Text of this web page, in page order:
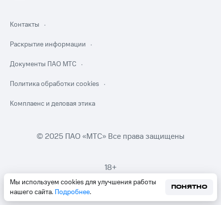
Мы используем cookies для улучшения работы
нашего сайта. Подробнее.
ПОНЯТНО
Контакты
Раскрытие информации
Документы ПАО МТС
Политика обработки cookies
Комплаенс и деловая этика
© 2025 ПАО «МТС» Все права защищены
18+